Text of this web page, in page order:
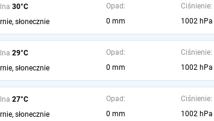
30°C
słonecznie
Opad:
0 mm
Ciśnienie:
1002 hPa
29°C
słonecznie
Opad:
0 mm
Ciśnienie:
1002 hPa
27°C
słonecznie
Opad:
0 mm
Ciśnienie:
1002 hPa